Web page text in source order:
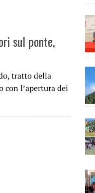
sul ponte,
tratto della
l’apertura dei